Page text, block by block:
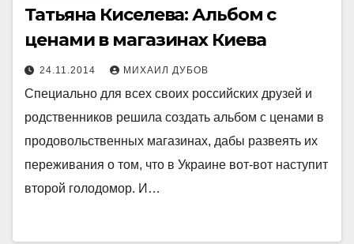
Татьяна Киселева: Альбом с
ценами в магазинах Киева
24.11.2014 МИХАИЛ ДУБОВ
Специально для всех своих российских друзей и
родственников решила создать альбом с ценами в
продовольственных магазинах, дабы развеять их
переживания о том, что в Украине вот-вот наступит
второй голодомор. И…